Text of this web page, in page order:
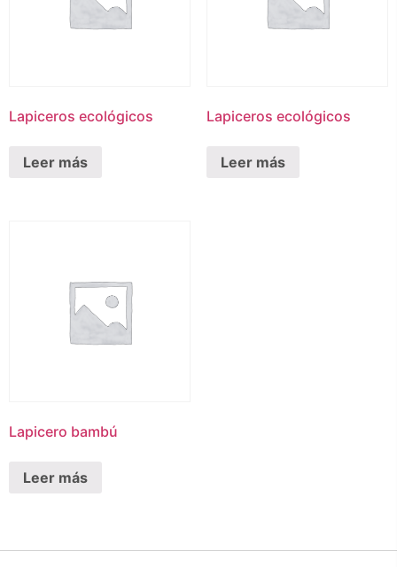
Lapiceros ecológicos
Leer más
Lapiceros ecológicos
Leer más
Lapicero bambú
Leer más